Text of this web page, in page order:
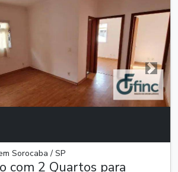
Sorocaba / SP
com 2 Quartos para